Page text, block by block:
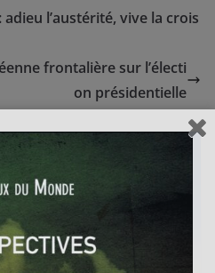
adieu l’austérité, vive la crois
frontalière sur l’électi
on présidentielle